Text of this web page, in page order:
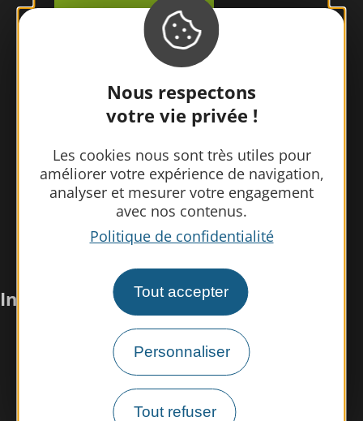
Nous respectons
votre vie privée !
Les cookies nous sont très utiles pour
améliorer votre expérience de navigation,
analyser et mesurer votre engagement
avec nos contenus.
Politique de confidentialité
Tout accepter
Personnaliser
Tout refuser
Infos pratiques
Nous rencontrer
Nos brochures
Espace pro/presse